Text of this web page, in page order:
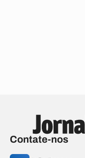
Contate-nos